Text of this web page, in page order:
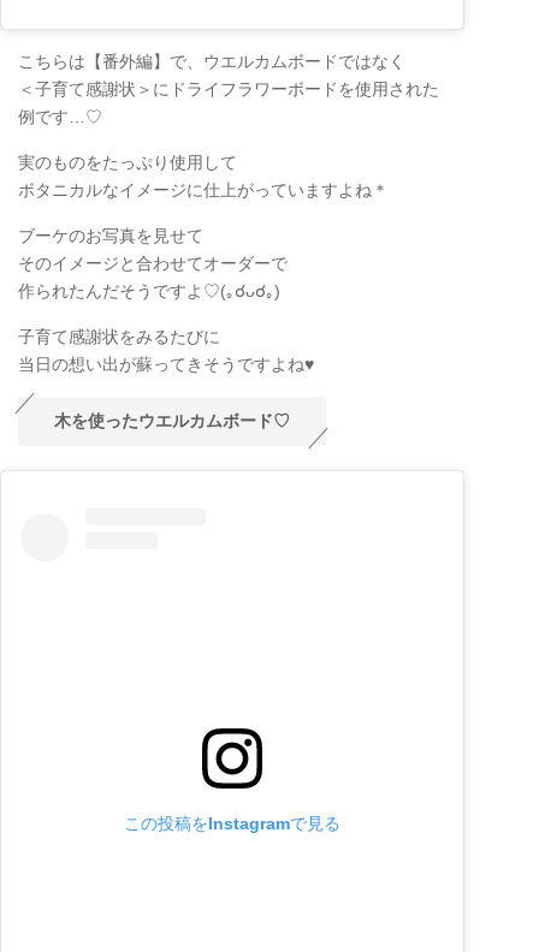
こちらは【番外編】で、ウエルカムボードではなく
＜子育て感謝状＞にドライフラワーボードを使用された
例です…♡
実のものをたっぷり使用して
ボタニカルなイメージに仕上がっていますよね＊
ブーケのお写真を見せて
そのイメージと合わせてオーダーで
作られたんだそうですよ♡(｡☌ᴗ☌｡)
子育て感謝状をみるたびに
当日の想い出が蘇ってきそうですよね♥
木を使ったウエルカムボード♡
この投稿をInstagramで見る